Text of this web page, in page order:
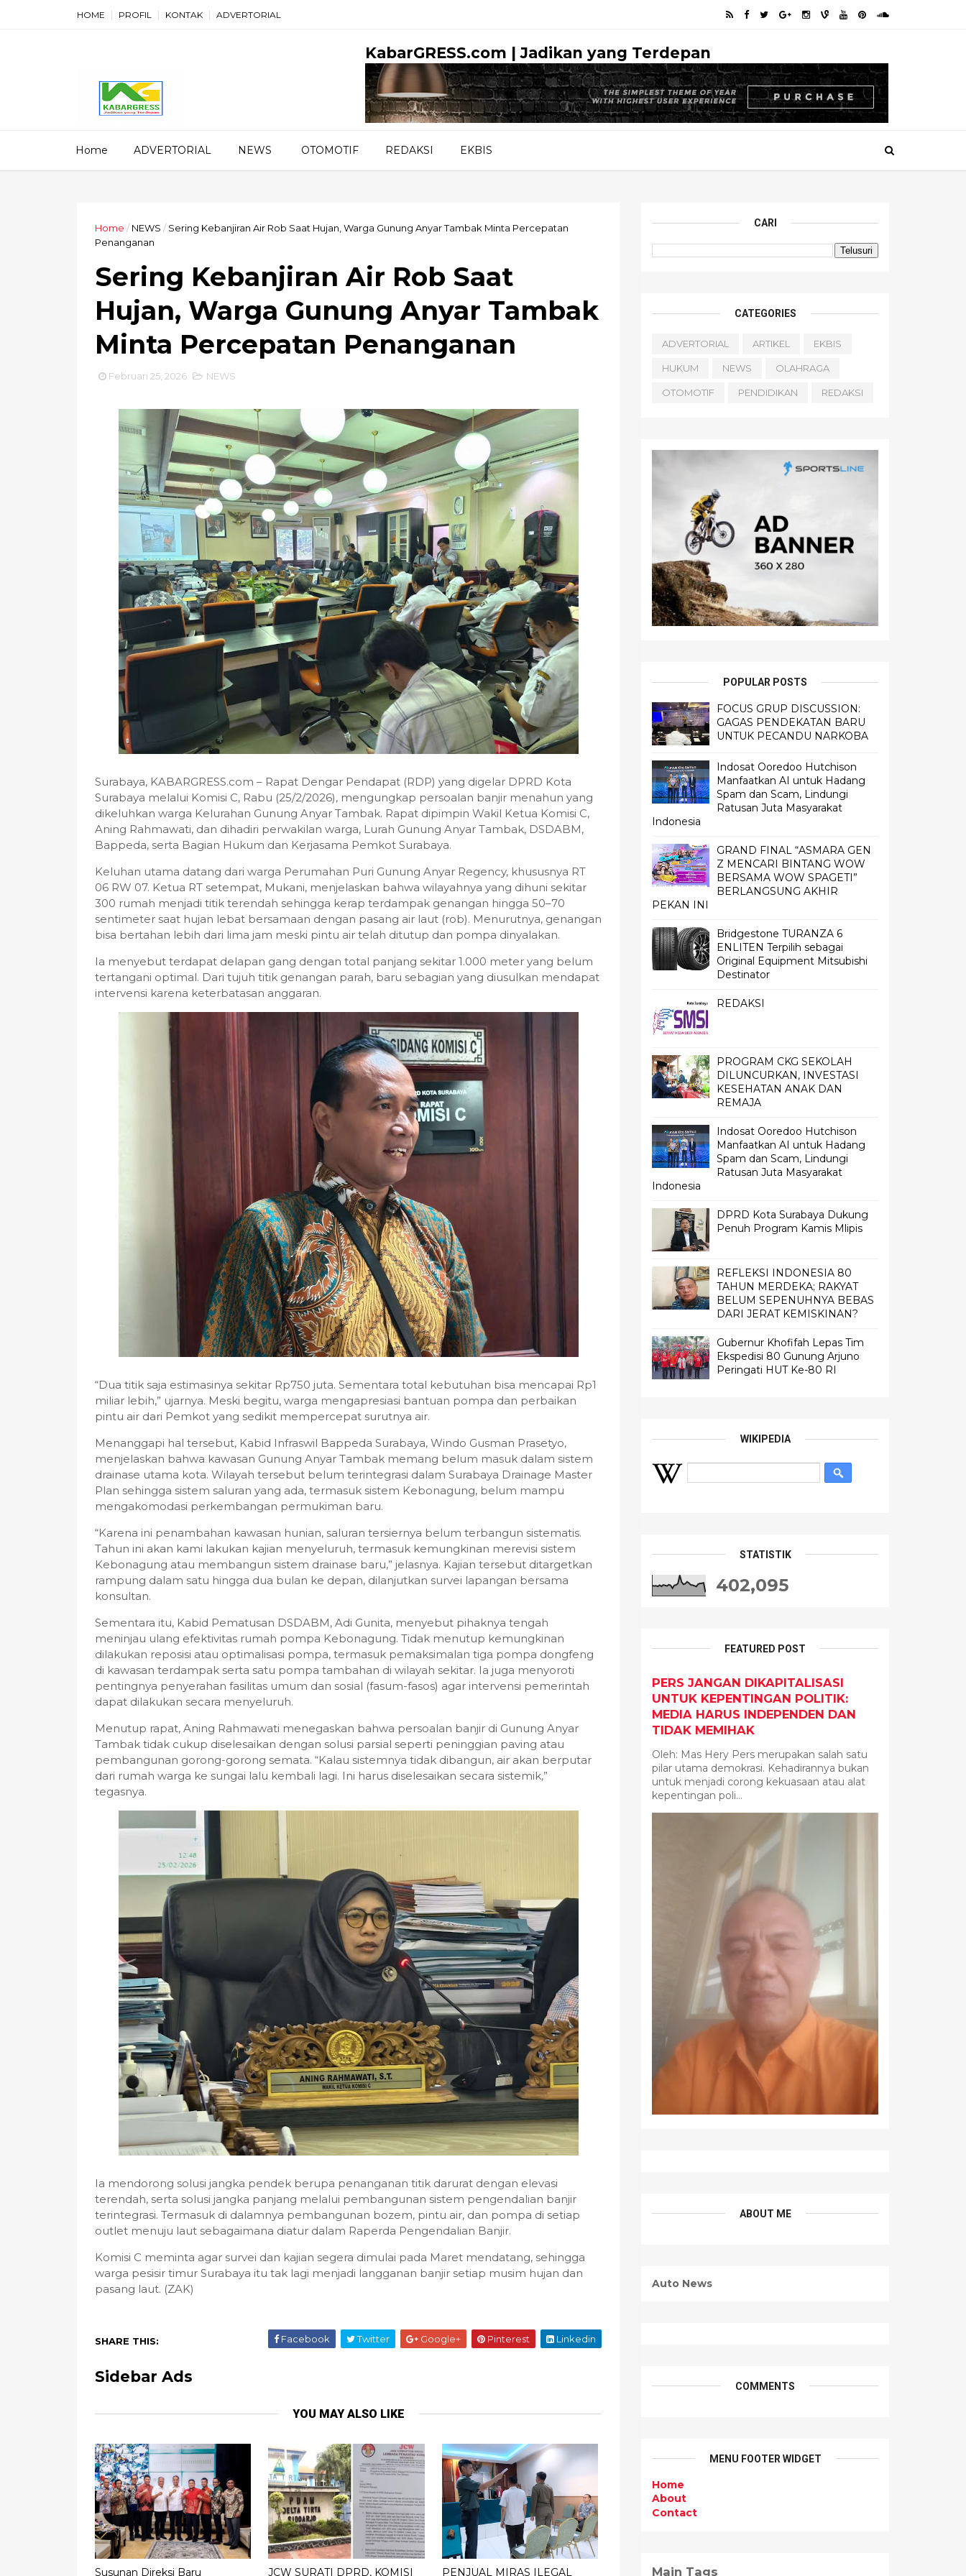
HOME PROFIL KONTAK ADVERTORIAL
KabarGRESS.com | Jadikan yang Terdepan
Home ADVERTORIAL NEWS OTOMOTIF REDAKSI EKBIS
Home / NEWS / Sering Kebanjiran Air Rob Saat Hujan, Warga Gunung Anyar Tambak Minta Percepatan
Penanganan
Sering Kebanjiran Air Rob Saat
Hujan, Warga Gunung Anyar Tambak
Minta Percepatan Penanganan
Februari 25, 2026 NEWS
Surabaya, KABARGRESS.com – Rapat Dengar Pendapat (RDP) yang digelar DPRD Kota
Surabaya melalui Komisi C, Rabu (25/2/2026), mengungkap persoalan banjir menahun yang
dikeluhkan warga Kelurahan Gunung Anyar Tambak. Rapat dipimpin Wakil Ketua Komisi C,
Aning Rahmawati, dan dihadiri perwakilan warga, Lurah Gunung Anyar Tambak, DSDABM,
Bappeda, serta Bagian Hukum dan Kerjasama Pemkot Surabaya.
Keluhan utama datang dari warga Perumahan Puri Gunung Anyar Regency, khususnya RT
06 RW 07. Ketua RT setempat, Mukani, menjelaskan bahwa wilayahnya yang dihuni sekitar
300 rumah menjadi titik terendah sehingga kerap terdampak genangan hingga 50–70
sentimeter saat hujan lebat bersamaan dengan pasang air laut (rob). Menurutnya, genangan
bisa bertahan lebih dari lima jam meski pintu air telah ditutup dan pompa dinyalakan.
Ia menyebut terdapat delapan gang dengan total panjang sekitar 1.000 meter yang belum
tertangani optimal. Dari tujuh titik genangan parah, baru sebagian yang diusulkan mendapat
intervensi karena keterbatasan anggaran.
“Dua titik saja estimasinya sekitar Rp750 juta. Sementara total kebutuhan bisa mencapai Rp1
miliar lebih,” ujarnya. Meski begitu, warga mengapresiasi bantuan pompa dan perbaikan
pintu air dari Pemkot yang sedikit mempercepat surutnya air.
Menanggapi hal tersebut, Kabid Infraswil Bappeda Surabaya, Windo Gusman Prasetyo,
menjelaskan bahwa kawasan Gunung Anyar Tambak memang belum masuk dalam sistem
drainase utama kota. Wilayah tersebut belum terintegrasi dalam Surabaya Drainage Master
Plan sehingga sistem saluran yang ada, termasuk sistem Kebonagung, belum mampu
mengakomodasi perkembangan permukiman baru.
“Karena ini penambahan kawasan hunian, saluran tersiernya belum terbangun sistematis.
Tahun ini akan kami lakukan kajian menyeluruh, termasuk kemungkinan merevisi sistem
Kebonagung atau membangun sistem drainase baru,” jelasnya. Kajian tersebut ditargetkan
rampung dalam satu hingga dua bulan ke depan, dilanjutkan survei lapangan bersama
konsultan.
Sementara itu, Kabid Pematusan DSDABM, Adi Gunita, menyebut pihaknya tengah
meninjau ulang efektivitas rumah pompa Kebonagung. Tidak menutup kemungkinan
dilakukan reposisi atau optimalisasi pompa, termasuk pemaksimalan tiga pompa dongfeng
di kawasan terdampak serta satu pompa tambahan di wilayah sekitar. Ia juga menyoroti
pentingnya penyerahan fasilitas umum dan sosial (fasum-fasos) agar intervensi pemerintah
dapat dilakukan secara menyeluruh.
Menutup rapat, Aning Rahmawati menegaskan bahwa persoalan banjir di Gunung Anyar
Tambak tidak cukup diselesaikan dengan solusi parsial seperti peninggian paving atau
pembangunan gorong-gorong semata. “Kalau sistemnya tidak dibangun, air akan berputar
dari rumah warga ke sungai lalu kembali lagi. Ini harus diselesaikan secara sistemik,”
tegasnya.
Ia mendorong solusi jangka pendek berupa penanganan titik darurat dengan elevasi
terendah, serta solusi jangka panjang melalui pembangunan sistem pengendalian banjir
terintegrasi. Termasuk di dalamnya pembangunan bozem, pintu air, dan pompa di setiap
outlet menuju laut sebagaimana diatur dalam Raperda Pengendalian Banjir.
Komisi C meminta agar survei dan kajian segera dimulai pada Maret mendatang, sehingga
warga pesisir timur Surabaya itu tak lagi menjadi langganan banjir setiap musim hujan dan
pasang laut. (ZAK)
SHARE THIS: Facebook Twitter Google+ Pinterest Linkedin
Sidebar Ads
YOU MAY ALSO LIKE
Susunan Direksi Baru JCW SURATI DPRD, KOMISI PENJUAL MIRAS ILEGAL
CARI
CATEGORIES
ADVERTORIAL ARTIKEL EKBIS
HUKUM NEWS OLAHRAGA
OTOMOTIF PENDIDIKAN REDAKSI
POPULAR POSTS
FOCUS GRUP DISCUSSION:
GAGAS PENDEKATAN BARU
UNTUK PECANDU NARKOBA
Indosat Ooredoo Hutchison
Manfaatkan AI untuk Hadang
Spam dan Scam, Lindungi
Ratusan Juta Masyarakat
Indonesia
GRAND FINAL “ASMARA GEN
Z MENCARI BINTANG WOW
BERSAMA WOW SPAGETI”
BERLANGSUNG AKHIR
PEKAN INI
Bridgestone TURANZA 6
ENLITEN Terpilih sebagai
Original Equipment Mitsubishi
Destinator
REDAKSI
PROGRAM CKG SEKOLAH
DILUNCURKAN, INVESTASI
KESEHATAN ANAK DAN
REMAJA
Indosat Ooredoo Hutchison
Manfaatkan AI untuk Hadang
Spam dan Scam, Lindungi
Ratusan Juta Masyarakat
Indonesia
DPRD Kota Surabaya Dukung
Penuh Program Kamis Mlipis
REFLEKSI INDONESIA 80
TAHUN MERDEKA; RAKYAT
BELUM SEPENUHNYA BEBAS
DARI JERAT KEMISKINAN?
Gubernur Khofifah Lepas Tim
Ekspedisi 80 Gunung Arjuno
Peringati HUT Ke-80 RI
WIKIPEDIA
STATISTIK
402,095
FEATURED POST
PERS JANGAN DIKAPITALISASI
UNTUK KEPENTINGAN POLITIK:
MEDIA HARUS INDEPENDEN DAN
TIDAK MEMIHAK
Oleh: Mas Hery Pers merupakan salah satu
pilar utama demokrasi. Kehadirannya bukan
untuk menjadi corong kekuasaan atau alat
kepentingan poli...
ABOUT ME
Auto News
COMMENTS
MENU FOOTER WIDGET
Home
About
Contact
Main Tags